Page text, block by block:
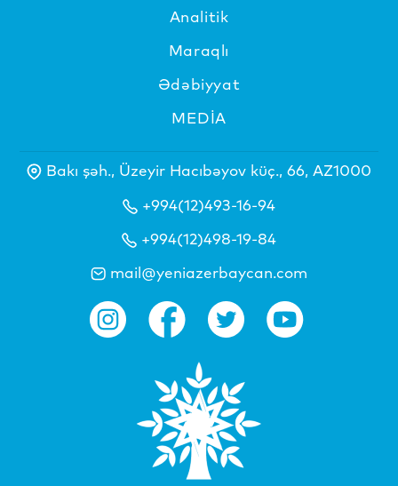
Analitik
Maraqlı
Ədəbiyyat
MEDİA
Bakı şəh., Üzeyir Hacıbəyov küç., 66, AZ1000
+994(12)493-16-94
+994(12)498-19-84
mail@yeniazerbaycan.com